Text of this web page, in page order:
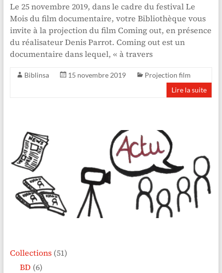
Le 25 novembre 2019, dans le cadre du festival Le
Mois du film documentaire, votre Bibliothèque vous
invite à la projection du film Coming out, en présence
du réalisateur Denis Parrot. Coming out est un
documentaire dans lequel, « à travers
Biblinsa 15 novembre 2019
Projection film
Lire la suite
Collections(51)
BD (6)